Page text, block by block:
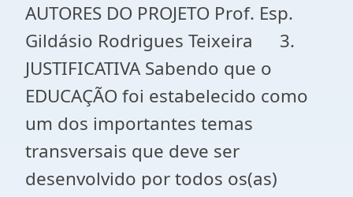
AUTORES DO PROJETO Prof. Esp.
Gildásio Rodrigues Teixeira 3.
JUSTIFICATIVA Sabendo que o
EDUCAÇÃO foi estabelecido como
um dos importantes temas
transversais que deve ser
desenvolvido por todos os(as)